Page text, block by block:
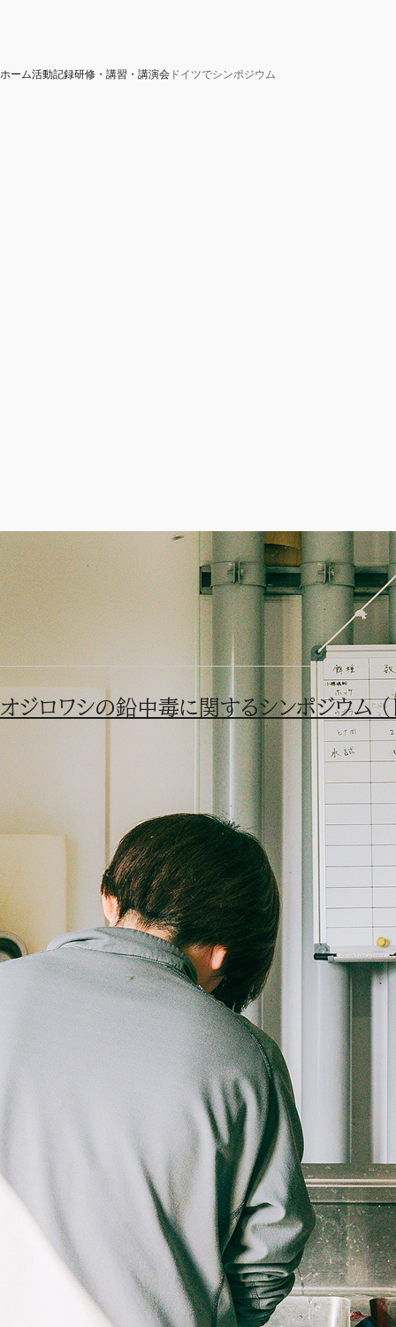
ホーム活動記録研修・講習・講演会 ドイツでシンポジウム
ドイツでシンポジウム
執筆： 研修・講習・講演会
オジロワシの鉛中毒に関するシンポジウム （
オジロワシの鉛中毒に関するシンポジウム（ライプニッツ動物
ル弾による鉛中毒についての研究発表や問題解決のための討論
齊藤慶輔が基調講演を行いました。